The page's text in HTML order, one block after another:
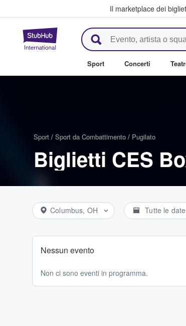
Il marketplace dei
StubHub - Dove i fan
Sport Concerti
Sport / Sport da Combattimento / Pugilato
Biglietti CES
Columbus, OH Tutte le date
Nessun evento
Non ci sono eventi in programma.